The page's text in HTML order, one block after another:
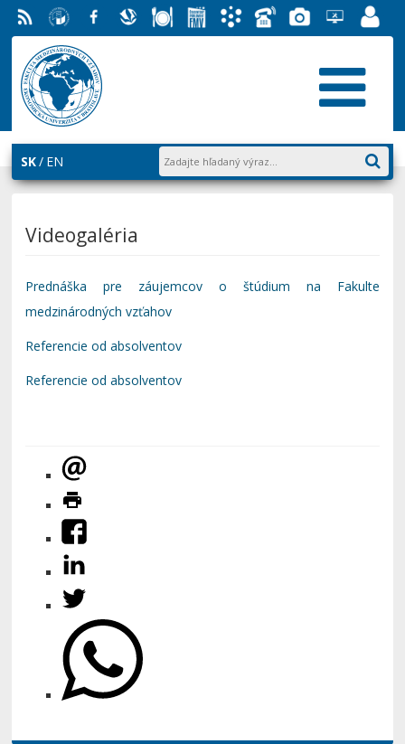
RSS EU v
Bratislave
FacebookSlovenskáStravovanie
ŠtudentskýAkademický
TelefónnyFotogaléria
Helpdesk
EUBAportál
SK EN
Videogaléria
Prednáška pre záujemcov o štúdium na Fakulte
medzinárodných vzťahov
Referencie od absolventov
Referencie od absolventov